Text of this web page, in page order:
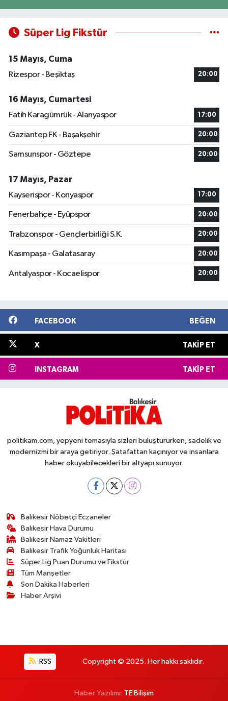
Süper Lig Fikstür
15 Mayıs, Cuma
Rizespor - Beşiktaş
20:00
16 Mayıs, Cumartesi
Fatih Karagümrük - Alanyaspor
17:00
Gaziantep FK - Başakşehir 20:00
Samsunspor - Göztepe 20:00
17 Mayıs, Pazar
Kayserispor - Konyaspor
17:00
Fenerbahçe - Eyüpspor 20:00
Trabzonspor - Gençlerbirliği S.K. 20:00
Kasımpaşa - Galatasaray 20:00
Antalyaspor - Kocaelispor 20:00
FACEBOOK BEĞEN
X TAKIP ET
INSTAGRAM TAKIP ET
politikam.com, yepyeni temasıyla sizleri buluştururken, sadelik ve
modernizmi bir araya getiriyor. Şatafattan kaçınıyor ve insanlara
haber okuyabilecekleri bir altyapı sunuyor.
Balıkesir Nöbetçi Eczaneler
Balıkesir Hava Durumu
Balıkesir Namaz Vakitleri
Balıkesir Trafik Yoğunluk Haritası
Süper Lig Puan Durumu ve Fikstür
Tüm Manşetler
Son Dakika Haberleri
Haber Arşivi
RSS Copyright © 2025. Her hakkı saklıdır.
Haber Yazılımı: TE Bilişim